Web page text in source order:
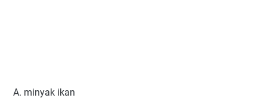
A. minyak ikan